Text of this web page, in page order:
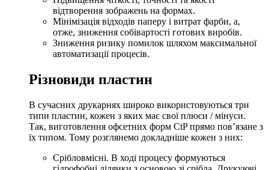
відтворення зображень на формах.
Мінімізація відходів паперу і витрат фарби, а,
отже, зниження собівартості готових виробів.
Зниження ризику помилок шляхом максимальної
автоматизації процесів.
Різновиди пластин
В сучасних друкарнях широко використовуються три
типи пластин, кожен з яких має свої плюси / мінуси.
Так, виготовлення офсетних форм CtPпрямо пов’язане з
їх типом. Тому розглянемо докладніше кожен з них:
Срібловмісні. В ході процесу формуються